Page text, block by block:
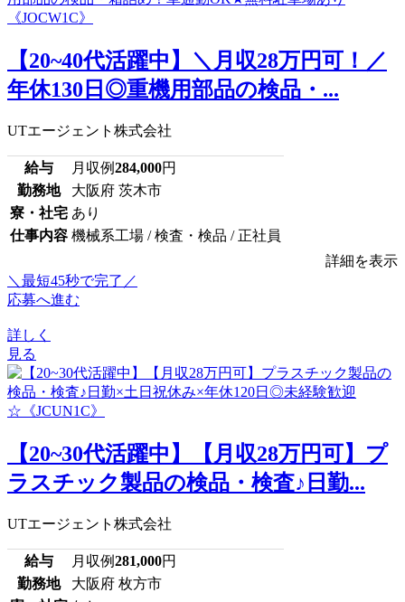
【20~40代活躍中】＼月収28万円可！／
年休130日◎重機用部品の検品・...
UTエージェント株式会社
給与 月収例284,000円
勤務地
大阪府 茨木市
寮・社宅 あり
仕事内容 機械系工場 / 検査・検品 / 正社員
詳細を表示
＼最短45秒で完了／
応募へ進む
詳しく
見る
【20~30代活躍中】【月収28万円可】プ
ラスチック製品の検品・検査♪日勤...
UTエージェント株式会社
給与 月収例281,000円
勤務地
大阪府 枚方市